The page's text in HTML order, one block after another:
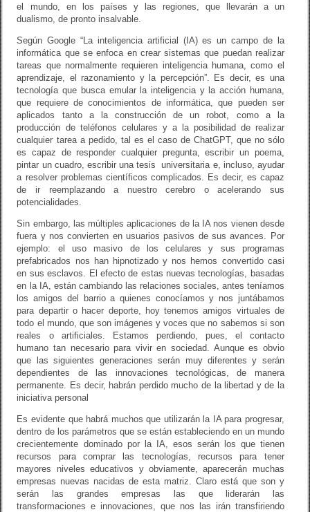
el mundo, en los países y las regiones, que llevarán a un
dualismo, de pronto insalvable.
Según Google “La inteligencia artificial (IA) es un campo de la
informática que se enfoca en crear sistemas que puedan realizar
tareas que normalmente requieren inteligencia humana, como el
aprendizaje, el razonamiento y la percepción”. Es decir, es una
tecnología que busca emular la inteligencia y la acción humana,
que requiere de conocimientos de informática, que pueden ser
aplicados tanto a la construcción de un robot, como a la
producción de teléfonos celulares y a la posibilidad de realizar
cualquier tarea a pedido, tal es el caso de ChatGPT, que no sólo
es capaz de responder cualquier pregunta, escribir un poema,
pintar un cuadro, escribir una tesis universitaria e, incluso, ayudar
a resolver problemas científicos complicados. Es decir, es capaz
de ir reemplazando a nuestro cerebro o acelerando sus
potencialidades.
Sin embargo, las múltiples aplicaciones de la IA nos vienen desde
fuera y nos convierten en usuarios pasivos de sus avances. Por
ejemplo: el uso masivo de los celulares y sus programas
prefabricados nos han hipnotizado y nos hemos convertido casi
en sus esclavos. El efecto de estas nuevas tecnologías, basadas
en la IA, están cambiando las relaciones sociales, antes teníamos
los amigos del barrio a quienes conocíamos y nos juntábamos
para departir o hacer deporte, hoy tenemos amigos virtuales de
todo el mundo, que son imágenes y voces que no sabemos si son
reales o artificiales. Estamos perdiendo, pues, el contacto
humano tan necesario para vivir en sociedad. Aunque es obvio
que las siguientes generaciones serán muy diferentes y serán
dependientes de las innovaciones tecnológicas, de manera
permanente. Es decir, habrán perdido mucho de la libertad y de la
iniciativa personal
Es evidente que habrá muchos que utilizarán la IA para progresar,
dentro de los parámetros que se están estableciendo en un mundo
crecientemente dominado por la IA, esos serán los que tienen
recursos para comprar las tecnologías, recursos para tener
mayores niveles educativos y obviamente, aparecerán muchas
empresas nuevas nacidas de esta matriz. Claro está que son y
serán las grandes empresas las que liderarán las
transformaciones e innovaciones, que nos las irán transfiriendo